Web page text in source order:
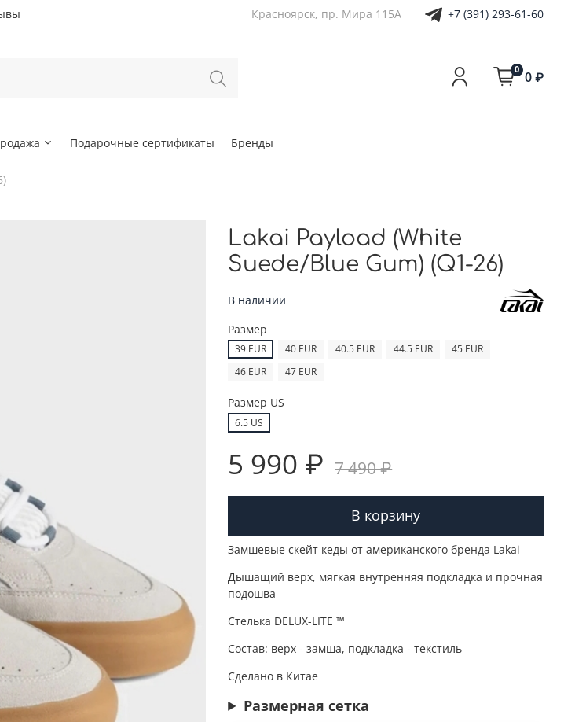
Красноярск, пр. Мира 115А +7 (391) 293-61-60
0 0 ₽
Подарочные сертификаты Бренды
Lakai Payload (White
Suede/Blue Gum) (Q1-26)
В наличии
Размер
39 EUR 40 EUR 40.5 EUR 44.5 EUR
45 EUR
46 EUR
47 EUR
Размер US
6.5 US
5 990 ₽ 7 490 ₽
В корзину
Замшевые скейт кеды от американского бренда Lakai
Дышащий верх, мягкая внутренняя подкладка и прочная
подошва
Стелька DELUX-LITE ™
Состав: верх - замша, подкладка - текстиль
Сделано в Китае
Размерная сетка